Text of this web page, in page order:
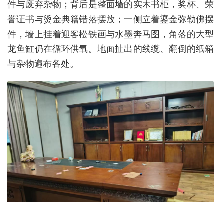
件与废弃杂物；背后是整面墙的实木书柜，奖杯、荣
誉证书与烫金典籍错落摆放；一侧立着鎏金弥勒佛摆
件，墙上挂着迎客松铁画与水墨奔马图，角落的大型
龙鱼缸仍在循环供氧。地面扯出的线缆、翻倒的纸箱
与杂物遍布各处。